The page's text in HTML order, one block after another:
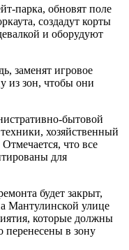
парка, обновят поле
создадут корты
и оборудуют
заменят игровое
из зон, чтобы они
бытовой
хозяйственный
что все
для
будет закрыт,
Мантулинской улице
которые должны
перенесены в зону